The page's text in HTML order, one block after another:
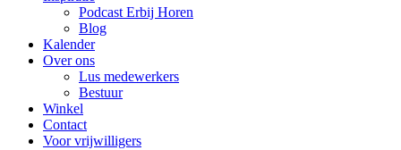
Podcast Erbij Horen
Blog
Kalender
Over ons
Lus medewerkers
Bestuur
Winkel
Contact
Voor vrijwilligers